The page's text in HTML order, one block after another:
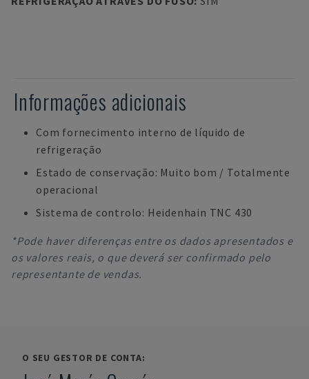
Informações adicionais
Com fornecimento interno de líquido de
refrigeração
Estado de conservação: Muito bom / Totalmente
operacional
Sistema de controlo: Heidenhain TNC 430
*Pode haver diferenças entre os dados apresentados e
os valores reais, o que deverá ser confirmado pelo
representante de vendas.
O SEU GESTOR DE CONTA: